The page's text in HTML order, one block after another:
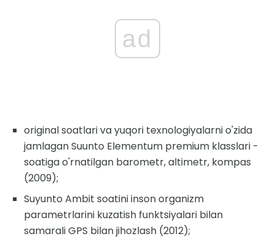
ad
original soatlari va yuqori texnologiyalarni o'zida
jamlagan Suunto Elementum premium klasslari -
soatiga o'rnatilgan barometr, altimetr, kompas
(2009);
Suyunto Ambit soatini inson organizm
parametrlarini kuzatish funktsiyalari bilan
samarali GPS bilan jihozlash (2012);